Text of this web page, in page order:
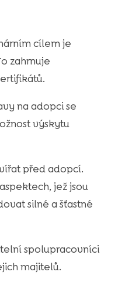
cílem je
zahrnuje
na adopci se
výskytu
před adopcí.
jež jsou
silné a šťastné
spolupracovníci
majitelů.